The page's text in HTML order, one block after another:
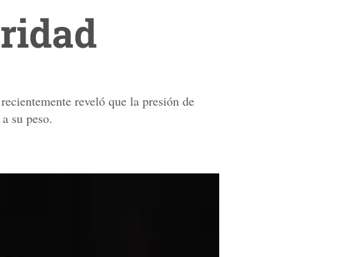
reveló que la presión de
su peso.